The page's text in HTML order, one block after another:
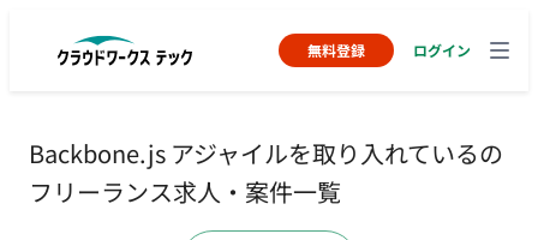
無料登録 ログイン
Backbone.js アジャイルを取り入れているの
フリーランス求人・案件一覧